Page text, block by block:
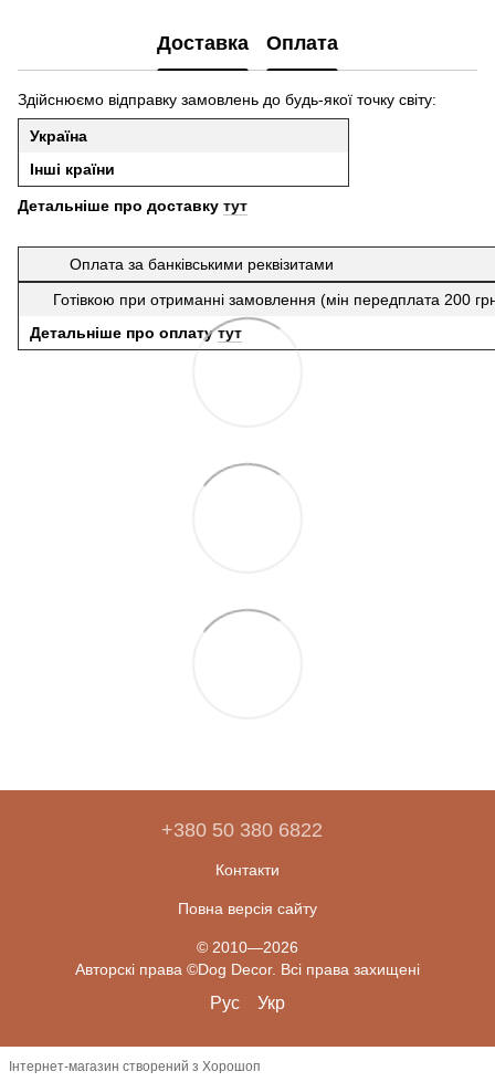
Доставка Оплата
Здійснюємо відправку замовлень до будь-якої точку світу:
Україна
Інші країни
Детальніше про доставку тут
Оплата за банківськими реквізитами
Готівкою при отриманні замовлення (мін передплата 200
Детальніше про оплатутут
+380 50 380 6822
Контакти
Повна версія сайту
© 2010—2026
Авторскі права ©Dog Decor. Всі права захищені
Рус Укр
Інтернет-магазин створений з Хорошоп